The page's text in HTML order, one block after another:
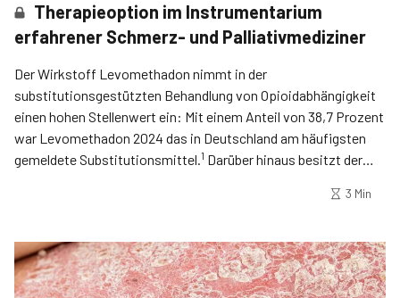
Therapieoption im Instrumentarium
erfahrener Schmerz- und Palliativmediziner
Der Wirkstoff Levomethadon nimmt in der
substitutionsgestützten Behandlung von Opioidabhängigkeit
einen hohen Stellenwert ein: Mit einem Anteil von 38,7 Prozent
war Levomethadon 2024 das in Deutschland am häufigsten
gemeldete Substitutionsmittel.1 Darüber hinaus besitzt der
starkes Opioidanalgetikum. Mit Levomethadon Aristo® steht
Opioidanalgetikum zur Behandlung starker Schmerzen von
Erwachsenen zur Verfügung. Das Sortiment umfasst teilbare
Tabletten in den Wirkstärken 5 mg und 20 mg sowie Tropfen
3 Min